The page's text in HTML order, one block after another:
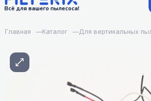
Всё для вашего пылесоса!
Главная —Каталог —Для вертикальных